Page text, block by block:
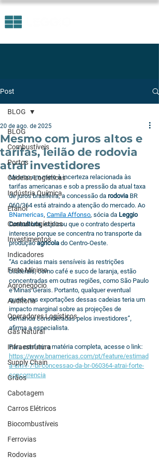
Post
BLOG
Combustíveis
Portos
Cadeias Logísticas
Indústria Química
Etanol
Custos Logísticos
Investimentos
Indicadores
Frete Mínimo
Agronegócio
Auditoria
Operadores Logísticos
Gás Natural
Infraestrutura
Supply Chain
Grãos
Cabotagem
Carros Elétricos
Biocombustíveis
Ferrovias
Rodovias
BLOG
Mesmo com juros altos e
tarifas, leilão de rodovia
atrai investidores
20 de ago. de 2025
Mesmo em meio à incerteza relacionada às
tarifas americanas e sob a pressão da atual taxa
de juros brasileira, a concessão da rodovia BR
060/364 está atraindo a atenção do mercado. Ao
BNamericas, Camila Affonso, sócia da Leggio
Consultoria, explicou que o contrato desperta
interesse porque se concentra no transporte da
produção agrícola do Centro-Oeste.
“As cadeias mais sensíveis às restrições
bilaterais, como café e suco de laranja, estão
concentradas em outras regiões, como São Paulo
e Minas Gerais. Portanto, qualquer eventual
queda nas exportações dessas cadeias teria um
impacto marginal sobre as projeções de
demanda consideradas pelos investidores”,
afirma a especialista.
Para conferir a matéria completa, acesse o link:
https://www.bnamericas.com/pt/feature/estimad
a-em-r-7-bi-concessao-da-br-060364-atrai-forte-
concorrencia